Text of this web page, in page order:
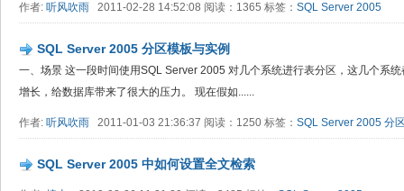
作者: 听风吹雨 2011-02-28 14:52:08 阅读：1365 标签： SQL Server 2005
SQL Server 2005 分区模板与实例
一、场景 这一段时间使用SQL Server 2005 对几个系统进行表分区，这几个系
增长，给数据库带来了很大的压力。 现在假如......
作者: 听风吹雨 2011-01-03 21:36:37 阅读：1250 标签： SQL Server 2005 分
SQL Server 2005 中如何设置全文检索